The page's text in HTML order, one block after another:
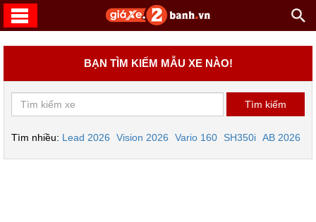
BẠN TÌM KIẾM MẪU XE NÀO!
Tìm nhiều: Lead 2026 Vision 2026 Vario 160 SH350i AB 2026